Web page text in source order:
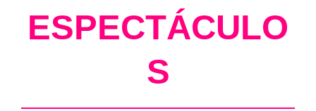
ESPECTÁCULO
S